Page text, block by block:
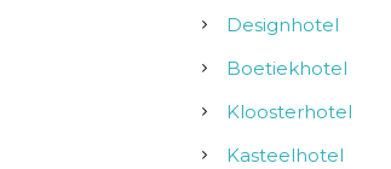
Designhotel
Boetiekhotel
Kloosterhotel
Kasteelhotel